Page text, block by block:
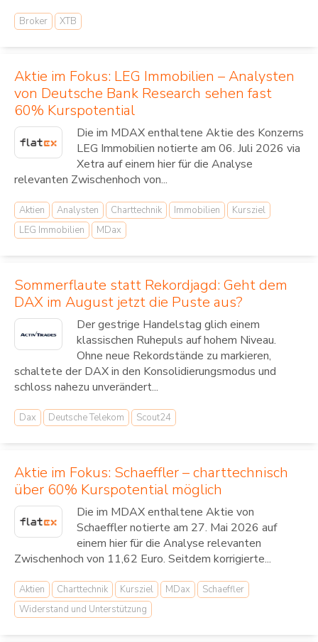
Broker XTB
Aktie im Fokus: LEG Immobilien – Analysten
von Deutsche Bank Research sehen fast
60% Kurspotential
Die im MDAX enthaltene Aktie des Konzerns
LEG Immobilien notierte am 06. Juli 2026 via
Xetra auf einem hier für die Analyse
relevanten Zwischenhoch von...
Aktien Analysten Charttechnik Immobilien
Kursziel
LEG Immobilien
MDax
Sommerflaute statt Rekordjagd: Geht dem
DAX im August jetzt die Puste aus?
Der gestrige Handelstag glich einem
klassischen Ruhepuls auf hohem Niveau.
Ohne neue Rekordstände zu markieren,
schaltete der DAX in den Konsolidierungsmodus und
schloss nahezu unverändert...
Dax Deutsche Telekom Scout24
Aktie im Fokus: Schaeffler – charttechnisch
über 60% Kurspotential möglich
Die im MDAX enthaltene Aktie von
Schaeffler notierte am 27. Mai 2026 auf
einem hier für die Analyse relevanten
Zwischenhoch von 11,62 Euro. Seitdem korrigierte...
Aktien Charttechnik Kursziel MDax
Schaeffler
Widerstand und Unterstützung